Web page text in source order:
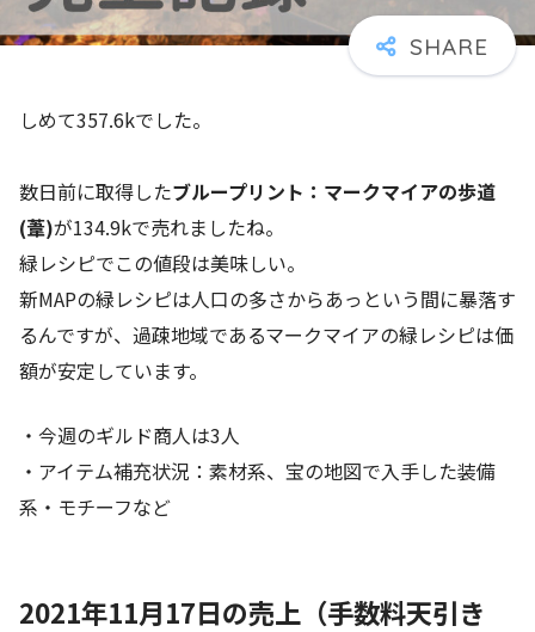
しめて357.6kでした。
数日前に取得したブループリント：マークマイアの歩道
(葦)が134.9kで売れましたね。
緑レシピでこの値段は美味しい。
新MAPの緑レシピは人口の多さからあっという間に暴落す
るんですが、過疎地域であるマークマイアの緑レシピは価
額が安定しています。
・今週のギルド商人は3人
・アイテム補充状況：素材系、宝の地図で入手した装備
系・モチーフなど
2021年11月17日の売上（手数料天引き